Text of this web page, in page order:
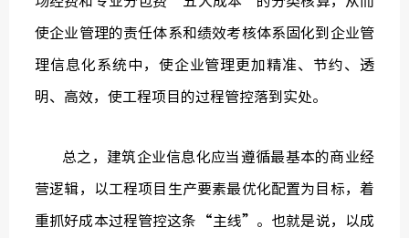
使企业管理的责任体系和绩效考核体系固化到企业管
理信息化系统中，使企业管理更加精准、节约、透
明、高效，使工程项目的过程管控落到实处。
总之，建筑企业信息化应当遵循最基本的商业经
营逻辑，以工程项目生产要素最优化配置为目标，着
重抓好成本过程管控这条“主线”。也就是说，以成